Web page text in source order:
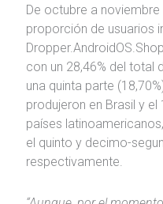
De octubre a
proporción de usuarios
con un 28,46% del total
una quinta parte
produjeron en Brasil y el
países
el quinto y decimo-
respectivamente.